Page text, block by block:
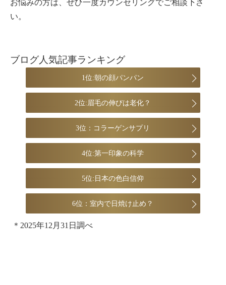
お悩みの方は、ぜひ一度カウンセリングでご相談下さ
い。
ブログ人気記事ランキング
1位:朝の顔パンパン
2位:眉毛の伸びは老化？
3位：コラーゲンサプリ
4位:第一印象の科学
5位:日本の色白信仰
6位：室内で日焼け止め？
＊2025年12月31日調べ